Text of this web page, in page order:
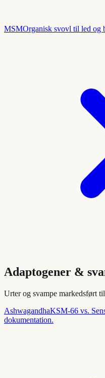
MSMOrganisk svovl til led og
Adaptogener &
Urter og svampe markedsført
AshwagandhaKSM-66 vs.
dokumentation.